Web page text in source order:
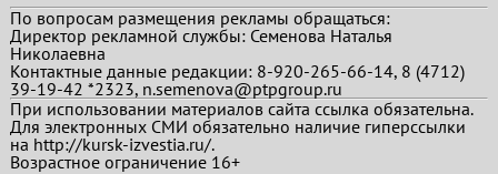
По вопросам размещения рекламы обращаться:
Директор рекламной службы: Семенова Наталья
Николаевна
Контактные данные редакции: 8-920-265-66-14, 8 (4712)
39-19-42 *2323, n.semenova@ptpgroup.ru
При использовании материалов сайта ссылка обязательна.
Для электронных СМИ обязательно наличие гиперссылки
на http://kursk-izvestia.ru/.
Возрастное ограничение 16+